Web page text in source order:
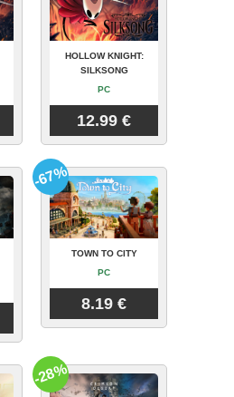
HOLLOW KNIGHT:
SILKSONG
PC
12.99 €
TOWN TO CITY
PC
8.19 €
-67%
-28%